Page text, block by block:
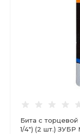
Бита с торцевой
1/4") (2 шт.)